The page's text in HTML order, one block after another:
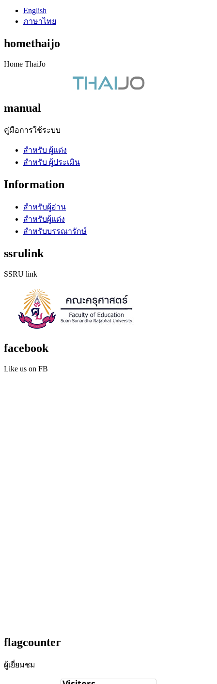
English
ภาษาไทย
homethaijo
Home ThaiJo
manual
คู่มือการใช้ระบบ
สำหรับ ผู้แต่ง
สำหรับ ผู้ประเมิน
Information
สำหรับผู้อ่าน
สำหรับผู้แต่ง
สำหรับบรรณารักษ์
ssrulink
SSRU link
facebook
Like us on FB
flagcounter
ผู้เยี่ยมชม